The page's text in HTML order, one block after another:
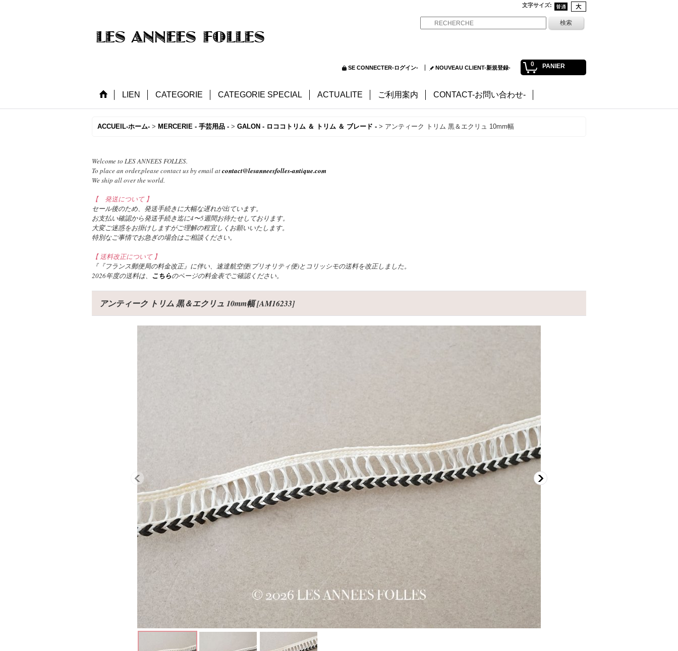
文字サイズ:
0 PANIER
SE CONNECTER-ログイン- NOUVEAU CLIENT-新規登録-
LIEN CATEGORIE CATEGORIE SPECIAL ACTUALITE ご利用案内 CONTACT-お問い合わせ-
ACCUEIL-ホーム- > MERCERIE - 手芸用品 - > GALON - ロココトリム ＆ トリム ＆ ブレード - > アンティーク トリム 黒＆エクリュ 10mm幅
Welcome to LES ANNEES FOLLES.
To place an order,please contact us by email atcontact@lesanneesfolles-antique.com
We ship all over the world.
【 発送について 】
セール後のため、発送手続きに大幅な遅れが出ています。
お支払い確認から発送手続き迄に4〜5週間お待たせしております。
大変ご迷惑をお掛けしますがご理解の程宜しくお願いいたします。
特別なご事情でお急ぎの場合はご相談ください。
【 送料改正について 】
『『フランス郵便局の料金改正』に伴い、速達航空便(プリオリティ便)とコリッシモの送料を改正しました。
2026年度の送料は、 こちらのページの料金表でご確認ください。
アンティーク トリム 黒＆エクリュ 10mm幅[AM16233]